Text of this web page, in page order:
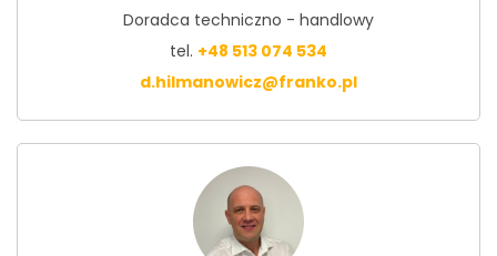
Doradca techniczno - handlowy
tel. +48 513 074 534
d.hilmanowicz@franko.pl